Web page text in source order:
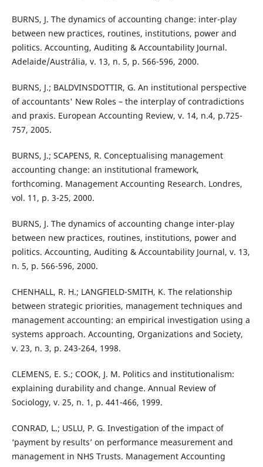
BURNS, J. The dynamics of accounting change: inter-play
between new practices, routines, institutions, power and
politics. Accounting, Auditing & Accountability Journal.
Adelaide/Austrália, v. 13, n. 5, p. 566-596, 2000.
BURNS, J.; BALDVINSDOTTIR, G. An institutional perspective
of accountants' New Roles – the interplay of contradictions
and praxis. European Accounting Review, v. 14, n.4, p.725-
757, 2005.
BURNS, J.; SCAPENS, R. Conceptualising management
accounting change: an institutional framework,
forthcoming. Management Accounting Research. Londres,
vol. 11, p. 3-25, 2000.
BURNS, J. The dynamics of accounting change inter-play
between new practices, routines, institutions, power and
politics. Accounting, Auditing & Accountability Journal, v. 13,
n. 5, p. 566-596, 2000.
CHENHALL, R. H.; LANGFIELD-SMITH, K. The relationship
between strategic priorities, management techniques and
management accounting: an empirical investigation using a
systems approach. Accounting, Organizations and Society,
v. 23, n. 3, p. 243-264, 1998.
CLEMENS, E. S.; COOK, J. M. Politics and institutionalism:
explaining durability and change. Annual Review of
Sociology, v. 25, n. 1, p. 441-466, 1999.
CONRAD, L.; USLU, P. G. Investigation of the impact of
‘payment by results’ on performance measurement and
management in NHS Trusts. Management Accounting